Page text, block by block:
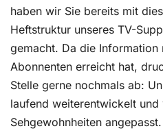
haben wir Sie bereits mit
Heftstruktur unseres TV-
gemacht. Da die Information
Abonnenten erreicht hat,
Stelle gerne nochmals ab:
laufend weiterentwickelt und
Sehgewohnheiten